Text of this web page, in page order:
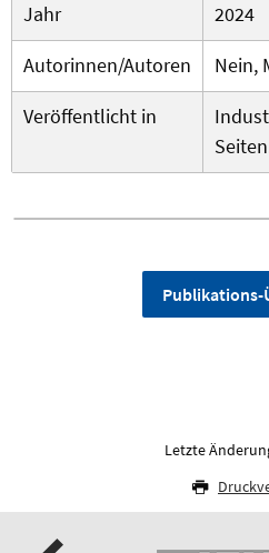
Jahr
2024
Autorinnen/Autoren
Nein,
Veröffentlicht in
Publikations-
Letzte